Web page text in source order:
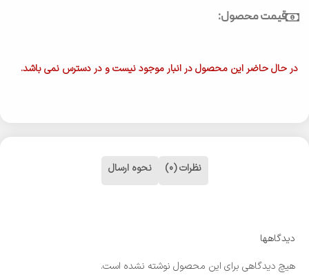
قیمت محصول:
در حال حاضر این محصول در انبار موجود نیست و در دسترس نمی باشد.
نظرات (0) نحوه ارسال
دیدگاهها
هیچ دیدگاهی برای این محصول نوشته نشده است.